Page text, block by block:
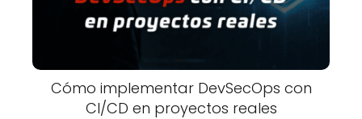
Cómo implementar DevSecOps con
CI/CD en proyectos reales